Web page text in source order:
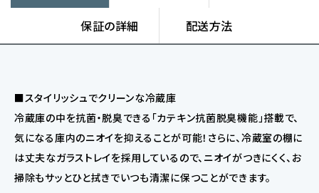
保証の詳細 配送方法
■スタイリッシュでクリーンな冷蔵庫
冷蔵庫の中を抗菌・脱臭できる「カテキン抗菌脱臭機能」搭載で、
気になる庫内のニオイを抑えることが可能！さらに、冷蔵室の棚に
は丈夫なガラストレイを採用しているので、ニオイがつきにくく、お
掃除もサッとひと拭きでいつも清潔に保つことができます。